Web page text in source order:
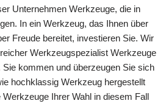
Unternehmen Werkzeuge, die in
In ein Werkzeug, das Ihnen über
Freude bereitet, investieren Sie. Wir
Werkzeugspezialist Werkzeuge
kommen und überzeugen Sie sich
hochklassig Werkzeug hergestellt
Ihrer Wahl in diesem Fall